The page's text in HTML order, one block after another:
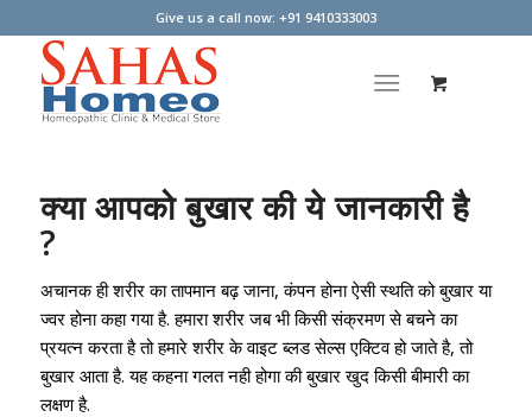
Give us a call now: +91 9410333003
क्या आपको बुखार की ये जानकारी है
?
अचानक ही शरीर का तापमान बढ़ जाना, कंपन होना ऐसी स्थति को बुखार या
ज्वर होना कहा गया है. हमारा शरीर जब भी किसी संक्रमण से बचने का
प्रयत्न करता है तो हमारे शरीर के वाइट ब्लड सेल्स एक्टिव हो जाते है, तो
बुखार आता है. यह कहना गलत नही होगा की बुखार खुद किसी बीमारी का
लक्षण है.